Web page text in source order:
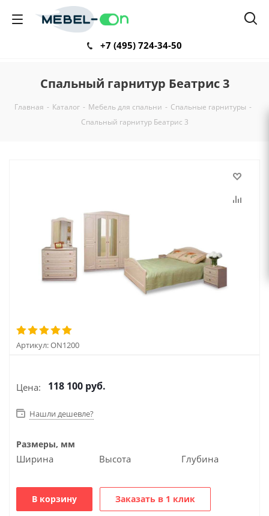
+7 (495) 724-34-50
Спальный гарнитур Беатрис 3
Главная - Каталог - Мебель для спальни - Спальные гарнитуры -
Спальный гарнитур Беатрис 3
Артикул:ON1200
Цена: 118 100 руб.
Нашли дешевле?
Размеры, мм
Ширина Высота Глубина
В корзину Заказать в 1 клик